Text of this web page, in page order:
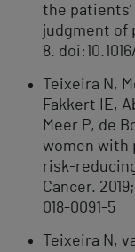
the
judgment of
8.
Teixeira N,
Fakkert IE,
Meer P, de
women with
risk-
Cancer.
018-0091-5
Teixeira N,